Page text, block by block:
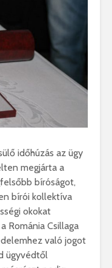
időhúzás az ügy
megjárta a
bíróságot,
bírói kollektíva
okokat
Románia Csillaga
való jogot
ügyvédtől